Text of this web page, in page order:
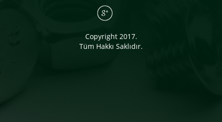
Copyright 2017.
Tüm Hakkı Saklıdır.